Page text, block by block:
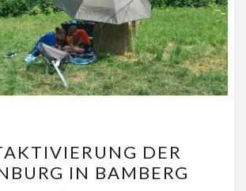
DER
ALTENBURG
DER
IN BAMBERG